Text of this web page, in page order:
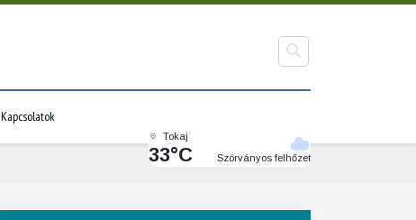
Kapcsolatok
Tokaj
33°C Szórványos felhőzet